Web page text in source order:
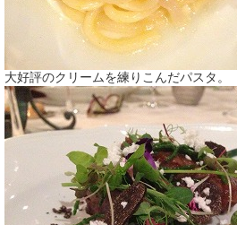
大好評のクリームを練りこんだパスタ。